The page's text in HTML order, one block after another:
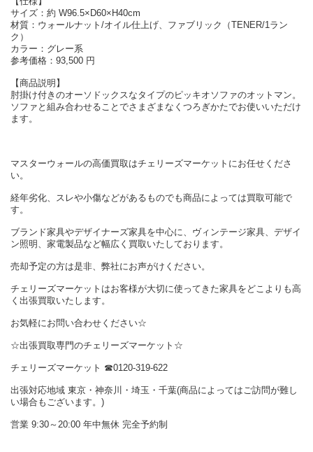
サイズ：約 W96.5×D60×H40cm
材質：ウォールナット/オイル仕上げ、ファブリック（TENER/1ラン
ク）
カラー：グレー系
参考価格：93,500 円
【商品説明】
肘掛け付きのオーソドックスなタイプのピッキオソファのオットマン。
ソファと組み合わせることでさまざまなくつろぎかたでお使いいただけ
ます。
マスターウォールの高価買取はチェリーズマーケットにお任せくださ
い。
経年劣化、スレや小傷などがあるものでも商品によっては買取可能で
す。
ブランド家具やデザイナーズ家具を中心に、ヴィンテージ家具、デザイ
ン照明、家電製品など幅広く買取いたしております。
売却予定の方は是非、弊社にお声がけください。
チェリーズマーケットはお客様が大切に使ってきた家具をどこよりも高
く出張買取いたします。
お気軽にお問い合わせください☆
☆出張買取専門のチェリーズマーケット☆
チェリーズマーケット ☎︎0120-319-622
出張対応地域 東京・神奈川・埼玉・千葉(商品によってはご訪問が難し
い場合もございます。)
営業 9:30～20:00 年中無休 完全予約制